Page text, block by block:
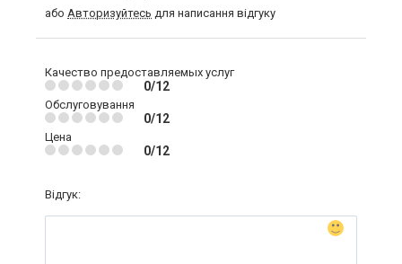
або Авторизуйтесь для написання відгуку
Качество предоставляемых услуг
0/12
Обслуговування
0/12
Цена
0/12
Відгук: